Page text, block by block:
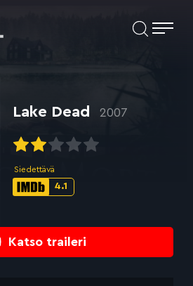
Katso traileri
Lake Dead 2007
Siedettävä
IMDb-
4.1